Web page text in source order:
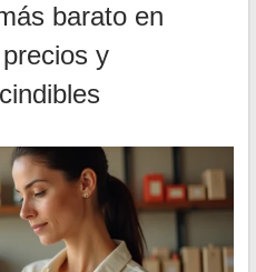
barato en
y